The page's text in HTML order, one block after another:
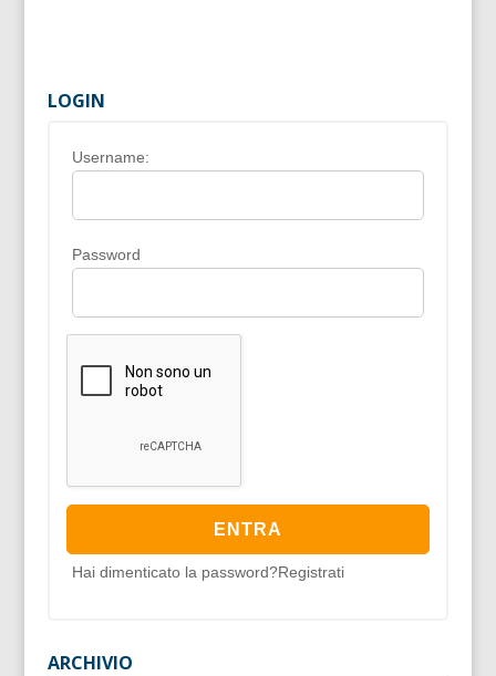
LOGIN
Username:
Password
Hai dimenticato la password?Registrati
ARCHIVIO